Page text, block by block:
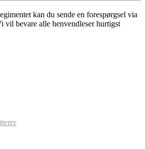
kan du sende en forespørgsel via
vil bevare alle henvendleser hurtigst